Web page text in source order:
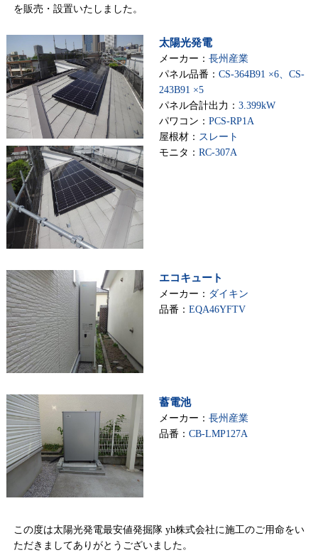
を販売・設置いたしました。
太陽光発電
メーカー： 長州産業
パネル品番： CS-364B91 ×6、CS-
243B91 ×5
パネル合計出力： 3.399kW
パワコン： PCS-RP1A
屋根材： スレート
モニタ： RC-307A
エコキュート
メーカー： ダイキン
品番： EQA46YFTV
蓄電池
メーカー： 長州産業
品番： CB-LMP127A
この度は太陽光発電最安値発掘隊 yh株式会社に施工のご用命をい
ただきましてありがとうございました。